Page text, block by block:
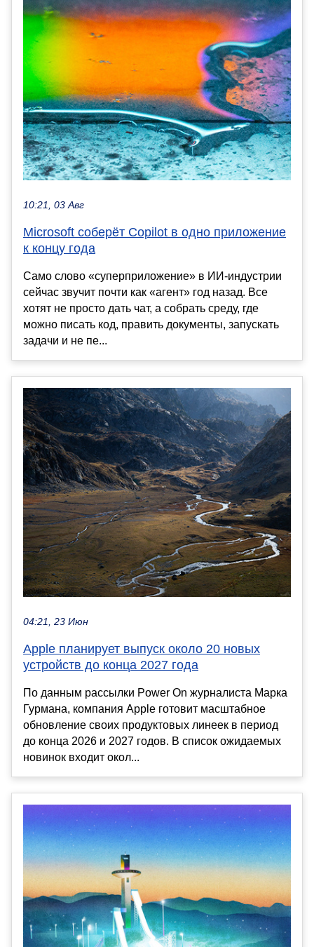
10:21, 03 Авг
Microsoft соберёт Copilot в одно приложение
к концу года
Само слово «суперприложение» в ИИ-индустрии
сейчас звучит почти как «агент» год назад. Все
хотят не просто дать чат, а собрать среду, где
можно писать код, править документы, запускать
задачи и не пе...
04:21, 23 Июн
Apple планирует выпуск около 20 новых
устройств до конца 2027 года
По данным рассылки Power On журналиста Марка
Гурмана, компания Apple готовит масштабное
обновление своих продуктовых линеек в период
до конца 2026 и 2027 годов. В список ожидаемых
новинок входит окол...